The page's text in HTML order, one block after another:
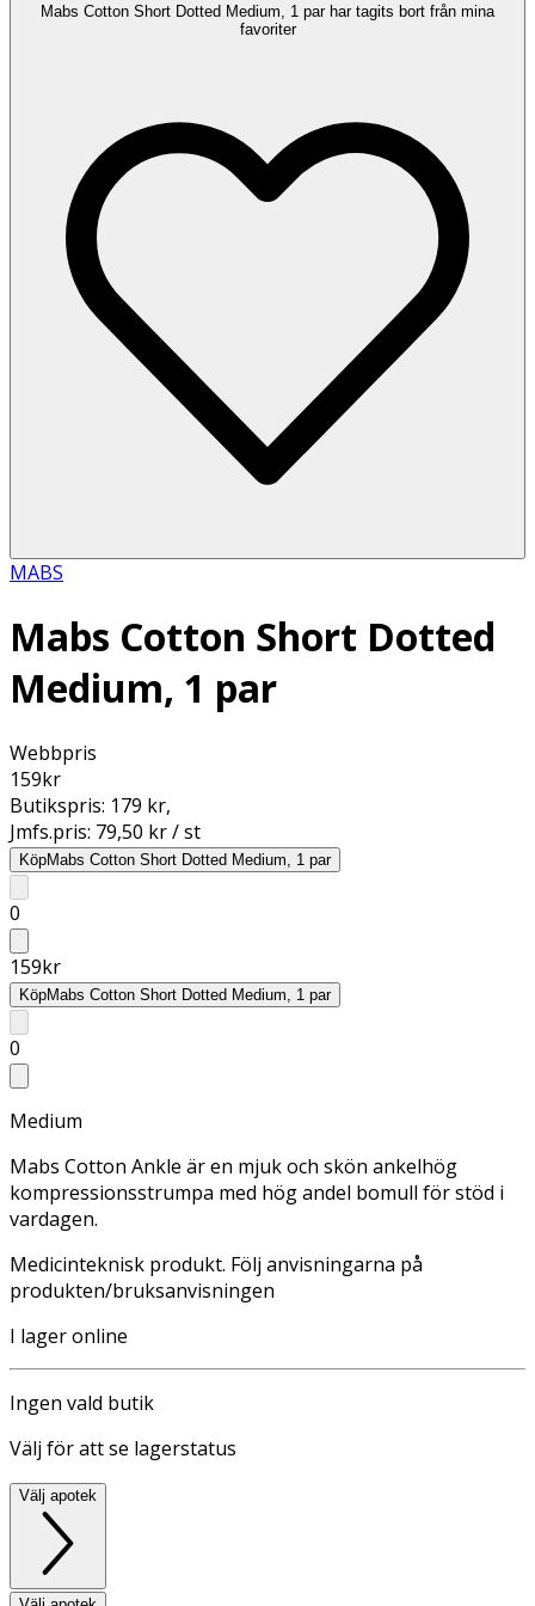
Mabs Cotton Short Dotted Medium, 1 par har tagits bort från mina
favoriter
MABS
Mabs Cotton Short Dotted
Medium, 1 par
Webbpris
159kr
Butikspris: 179 kr,
Jmfs.pris: 79,50 kr / st
KöpMabs Cotton Short Dotted Medium, 1 par
0
159kr
KöpMabs Cotton Short Dotted Medium, 1 par
0
Medium
Mabs Cotton Ankle är en mjuk och skön ankelhög
kompressionsstrumpa med hög andel bomull för stöd i
vardagen.
Medicinteknisk produkt. Följ anvisningarna på
produkten/bruksanvisningen
I lager online
Ingen vald butik
Välj för att se lagerstatus
Välj apotek